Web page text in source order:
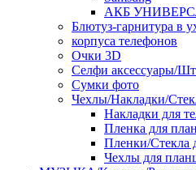
АКБ
Блютуз-гарнитура в
корпуса телефонов
Очки 3D
Селфи аксессуары/
Сумки фото
Чехлы/Накладки/
Накладки для
Пленка для
Пленки/Стекла
Чехлы для